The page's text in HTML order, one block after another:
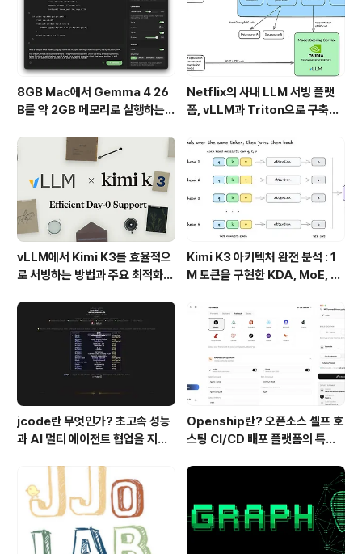
양한 자연어처리 작업에 적용될 수 있습니다. 예를 들어, 기
계번역, ..
8GB Mac에서 Gemma 4 26
B를 약 2GB 메모리로 실행하는 T
Netflix의 사내 LLM 서빙 플랫
폼, vLLM과 Triton으로 구축한
vLLM에서 Kimi K3를 효율적으
로 서빙하는 방법과 주요 최적화
Kimi K3 아키텍처 완전 분석 : 1
M 토큰을 구현한 KDA, MoE, Fl
핵심 기술
jcode란 무엇인가? 초고속 성능
과 AI 멀티 에이전트 협업을 지원
Openship란? 오픈소스 셀프 호
스팅 CI/CD 배포 플랫폼의 특징